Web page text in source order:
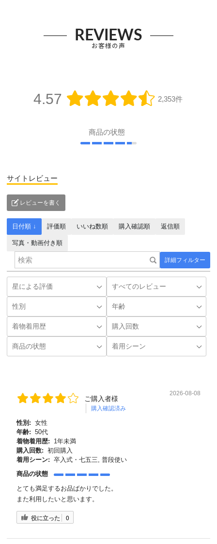
REVIEWS
お客様の声
4.57 2,353件
商品の状態
サイトレビュー
レビューを書く
詳細フィルター
日付順 ↓ 評価順 いいね数順 購入確認順 返信順
写真・動画付き順
ご購入者様
購入確認済み
2026-08-08
性別: 女性
年齢: 50代
着物着用歴:
1年未満
購入回数: 初回購入
着用シーン: 卒入式・七五三, 普段使い
商品の状態
とても満足するお品ばかりでした。
また利用したいと思います。
役に立った 0